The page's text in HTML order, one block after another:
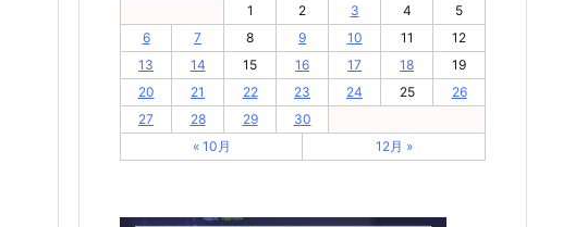
1
2 3 4
5
6
7 8 9 10 11
12
13
14 15 16 17 18
19
20
21 22 23 24 25
26
27
28 29
30
« 10月
12月 »